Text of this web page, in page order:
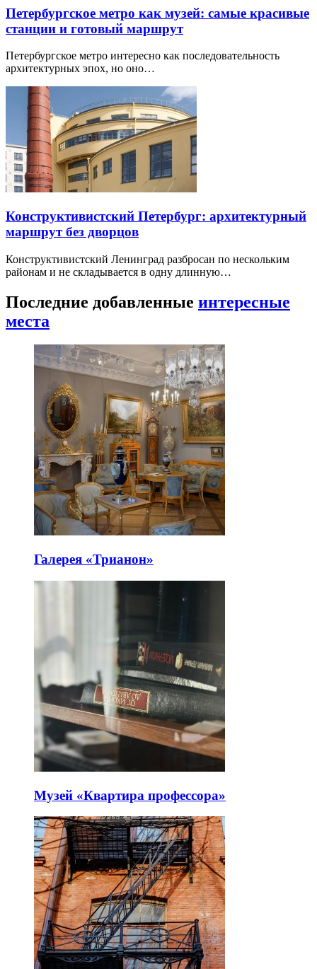
Петербургское метро как музей: самые красивые
станции и готовый маршрут
Петербургское метро интересно как последовательность
архитектурных эпох, но оно…
Конструктивистский Петербург: архитектурный
маршрут без дворцов
Конструктивистский Ленинград разбросан по нескольким
районам и не складывается в одну длинную…
Последние добавленные интересные
места
Галерея «Трианон»
Музей «Квартира профессора»